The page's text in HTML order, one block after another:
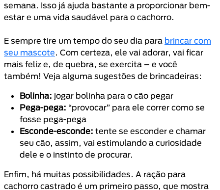
semana. Isso já ajuda bastante a proporcionar bem-
estar e uma vida saudável para o cachorro.
E sempre tire um tempo do seu dia para brincar com
seu mascote. Com certeza, ele vai adorar, vai ficar
mais feliz e, de quebra, se exercita – e você
também! Veja alguma sugestões de brincadeiras:
Bolinha: jogar bolinha para o cão pegar
Pega-pega: “provocar” para ele correr como se
fosse pega-pega
Esconde-esconde: tente se esconder e chamar
seu cão, assim, vai estimulando a curiosidade
dele e o instinto de procurar.
Enfim, há muitas possibilidades. A ração para
cachorro castrado é um primeiro passo, que mostra